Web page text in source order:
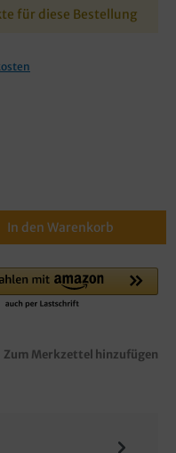
für diese Bestellung
In den Warenkorb
Zum Merkzettel hinzufügen